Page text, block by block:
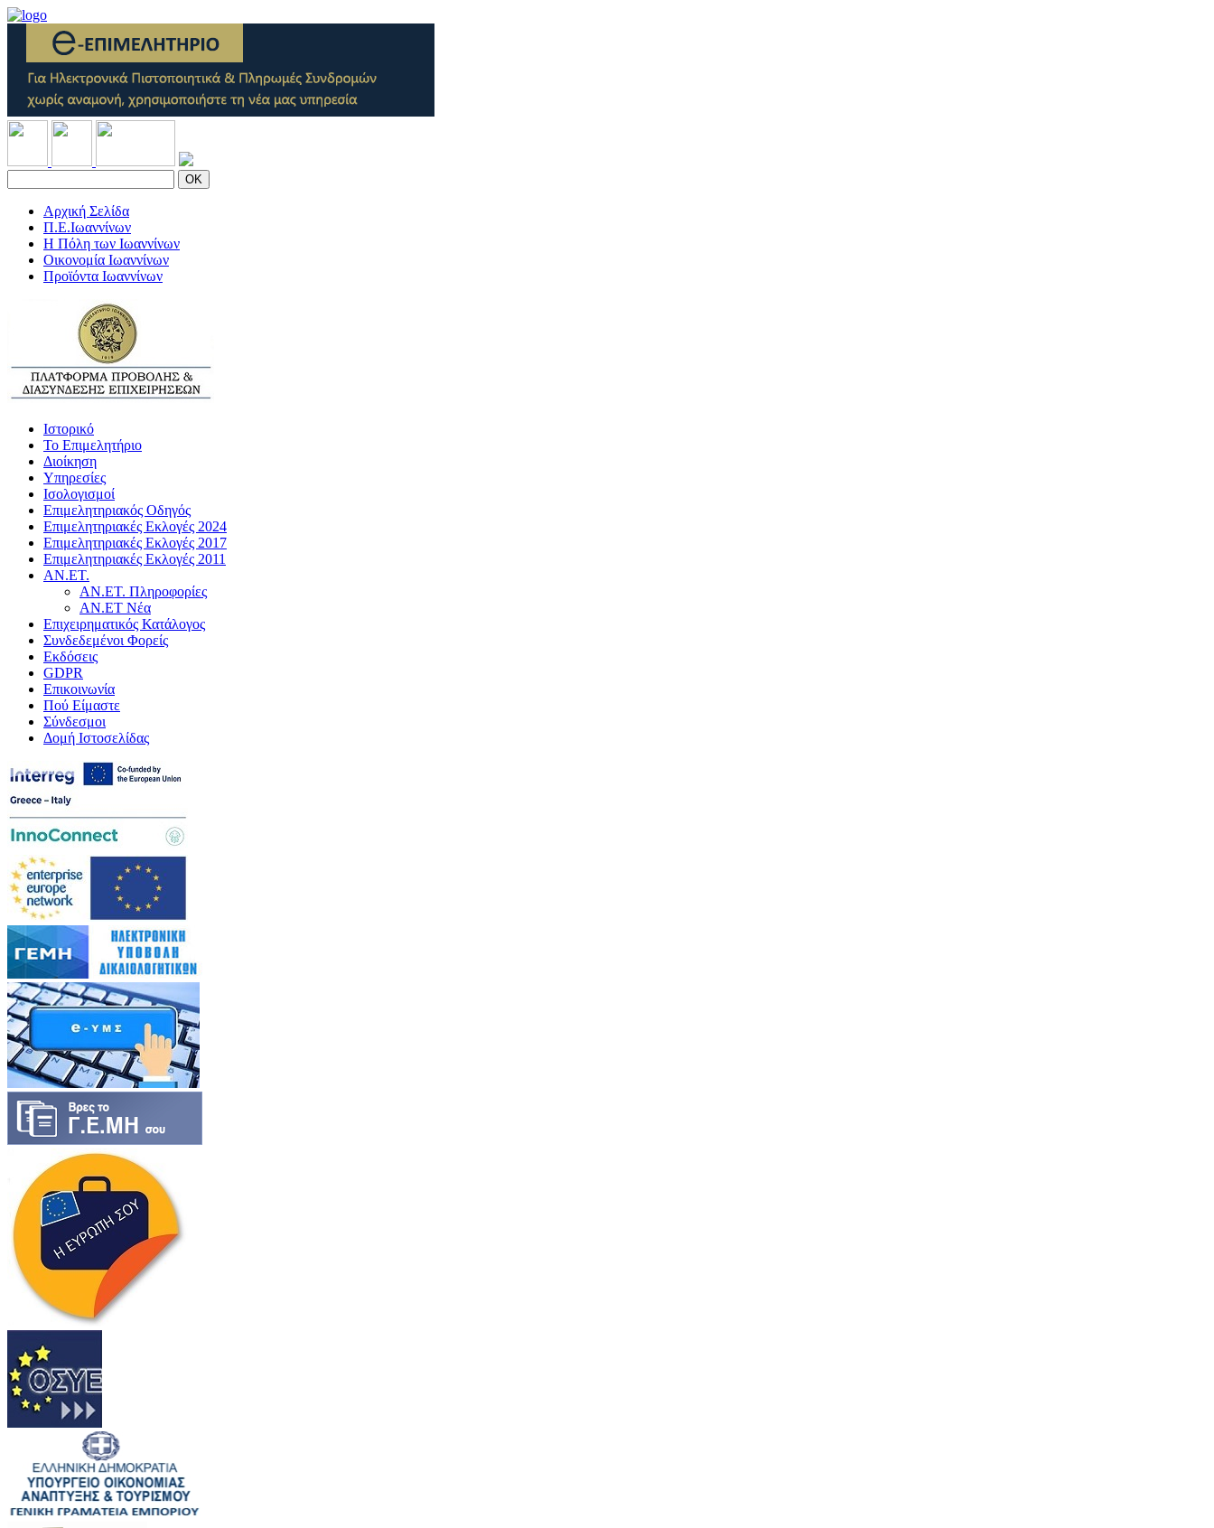
OK
Αρχική Σελίδα
Π.Ε.Ιωαννίνων
Η Πόλη των Ιωαννίνων
Οικονομία Ιωαννίνων
Προϊόντα Ιωαννίνων
Ιστορικό
Το Επιμελητήριο
Διοίκηση
Υπηρεσίες
Ισολογισμοί
Επιμελητηριακός Οδηγός
Επιμελητηριακές Εκλογές 2024
Επιμελητηριακές Εκλογές 2017
Επιμελητηριακές Εκλογές 2011
ΑΝ.ΕΤ.
ΑΝ.ΕΤ. Πληροφορίες
ΑΝ.ΕΤ Νέα
Επιχειρηματικός Κατάλογος
Συνδεδεμένοι Φορείς
Εκδόσεις
GDPR
Επικοινωνία
Πού Είμαστε
Σύνδεσμοι
Δομή Ιστοσελίδας